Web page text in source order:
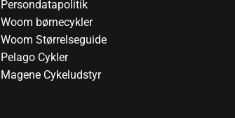
Persondatapolitik
Woom børnecykler
Woom Størrelseguide
Pelago Cykler
Magene Cykeludstyr